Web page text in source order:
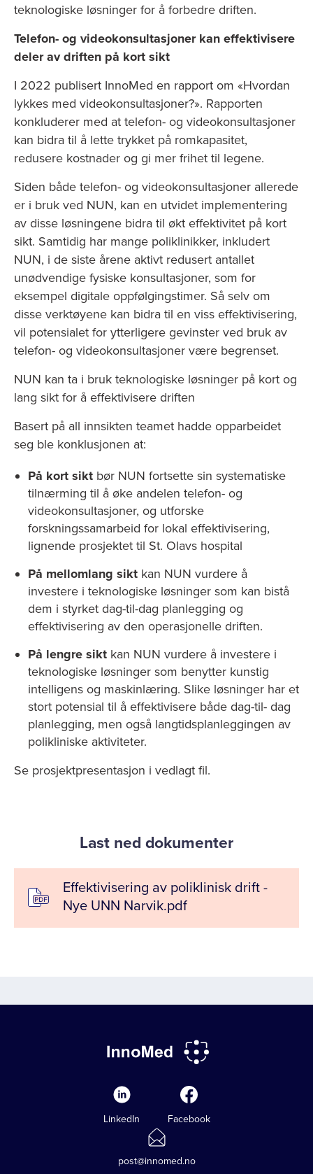
teknologiske løsninger for å forbedre driften.
Telefon- og videokonsultasjoner kan effektivisere
deler av driften på kort sikt
I 2022 publisert InnoMed en rapport om «Hvordan
lykkes med videokonsultasjoner?». Rapporten
konkluderer med at telefon- og videokonsultasjoner
kan bidra til å lette trykket på romkapasitet,
redusere kostnader og gi mer frihet til legene.
Siden både telefon- og videokonsultasjoner allerede
er i bruk ved NUN, kan en utvidet implementering
av disse løsningene bidra til økt effektivitet på kort
sikt. Samtidig har mange poliklinikker, inkludert
NUN, i de siste årene aktivt redusert antallet
unødvendige fysiske konsultasjoner, som for
eksempel digitale oppfølgingstimer. Så selv om
disse verktøyene kan bidra til en viss effektivisering,
vil potensialet for ytterligere gevinster ved bruk av
telefon- og videokonsultasjoner være begrenset.
NUN kan ta i bruk teknologiske løsninger på kort og
lang sikt for å effektivisere driften
Basert på all innsikten teamet hadde opparbeidet
seg ble konklusjonen at:
På kort sikt bør NUN fortsette sin systematiske
tilnærming til å øke andelen telefon- og
videokonsultasjoner, og utforske
forskningssamarbeid for lokal effektivisering,
lignende prosjektet til St. Olavs hospital
På mellomlang sikt kan NUN vurdere å
investere i teknologiske løsninger som kan bistå
dem i styrket dag-til-dag planlegging og
effektivisering av den operasjonelle driften.
På lengre sikt kan NUN vurdere å investere i
teknologiske løsninger som benytter kunstig
intelligens og maskinlæring. Slike løsninger har et
stort potensial til å effektivisere både dag-til- dag
planlegging, men også langtidsplanleggingen av
polikliniske aktiviteter.
Se prosjektpresentasjon i vedlagt fil.
Last ned dokumenter
Effektivisering av poliklinisk drift -
Nye UNN Narvik.pdf
LinkedIn Facebook
post@innomed.no